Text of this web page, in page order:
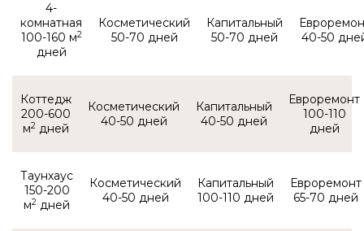
4-
комнатная
100-160 м2 50-70 50-70 40-50
Коттедж
200-600
м2 40-50 40-50 100-110
Таунхаус
150-200
м2 40-50 100-110 65-70